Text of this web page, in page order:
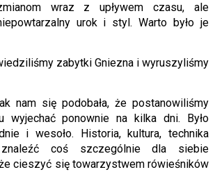
wraz z upływem czasu, ale
urok i styl. Warto było je
zabytki Gniezna i wyruszyliśmy
nam się podobała, że postanowiliśmy
wyjechać ponownie na kilka dni. Było
i wesoło. Historia, kultura, technika
coś szczególnie dla siebie
cieszyć się towarzystwem rówieśników